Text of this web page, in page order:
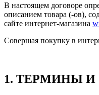
В настоящем договоре
описанием товара (-ов),
сайте интернет-магазина
Совершая покупку в
1. ТЕРМИНЫ